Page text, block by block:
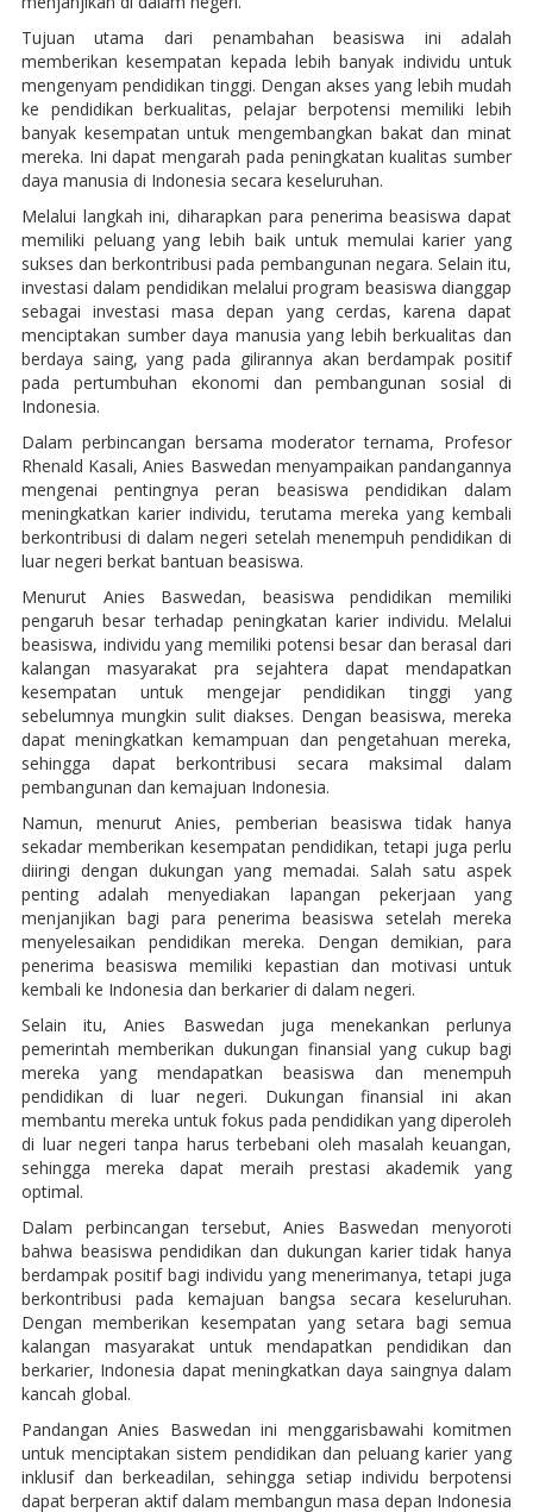
Tujuan utama dari penambahan beasiswa ini adalah
memberikan kesempatan kepada lebih banyak individu untuk
mengenyam pendidikan tinggi. Dengan akses yang lebih mudah
ke pendidikan berkualitas, pelajar berpotensi memiliki lebih
banyak kesempatan untuk mengembangkan bakat dan minat
mereka. Ini dapat mengarah pada peningkatan kualitas sumber
daya manusia di Indonesia secara keseluruhan.
Melalui langkah ini, diharapkan para penerima beasiswa dapat
memiliki peluang yang lebih baik untuk memulai karier yang
sukses dan berkontribusi pada pembangunan negara. Selain itu,
investasi dalam pendidikan melalui program beasiswa dianggap
sebagai investasi masa depan yang cerdas, karena dapat
menciptakan sumber daya manusia yang lebih berkualitas dan
berdaya saing, yang pada gilirannya akan berdampak positif
pada pertumbuhan ekonomi dan pembangunan sosial di
Indonesia.
Dalam perbincangan bersama moderator ternama, Profesor
Rhenald Kasali, Anies Baswedan menyampaikan pandangannya
mengenai pentingnya peran beasiswa pendidikan dalam
meningkatkan karier individu, terutama mereka yang kembali
berkontribusi di dalam negeri setelah menempuh pendidikan di
luar negeri berkat bantuan beasiswa.
Menurut Anies Baswedan, beasiswa pendidikan memiliki
pengaruh besar terhadap peningkatan karier individu. Melalui
beasiswa, individu yang memiliki potensi besar dan berasal dari
kalangan masyarakat pra sejahtera dapat mendapatkan
kesempatan untuk mengejar pendidikan tinggi yang
sebelumnya mungkin sulit diakses. Dengan beasiswa, mereka
dapat meningkatkan kemampuan dan pengetahuan mereka,
sehingga dapat berkontribusi secara maksimal dalam
pembangunan dan kemajuan Indonesia.
Namun, menurut Anies, pemberian beasiswa tidak hanya
sekadar memberikan kesempatan pendidikan, tetapi juga perlu
diiringi dengan dukungan yang memadai. Salah satu aspek
penting adalah menyediakan lapangan pekerjaan yang
menjanjikan bagi para penerima beasiswa setelah mereka
menyelesaikan pendidikan mereka. Dengan demikian, para
penerima beasiswa memiliki kepastian dan motivasi untuk
kembali ke Indonesia dan berkarier di dalam negeri.
Selain itu, Anies Baswedan juga menekankan perlunya
pemerintah memberikan dukungan finansial yang cukup bagi
mereka yang mendapatkan beasiswa dan menempuh
pendidikan di luar negeri. Dukungan finansial ini akan
membantu mereka untuk fokus pada pendidikan yang diperoleh
di luar negeri tanpa harus terbebani oleh masalah keuangan,
sehingga mereka dapat meraih prestasi akademik yang
optimal.
Dalam perbincangan tersebut, Anies Baswedan menyoroti
bahwa beasiswa pendidikan dan dukungan karier tidak hanya
berdampak positif bagi individu yang menerimanya, tetapi juga
berkontribusi pada kemajuan bangsa secara keseluruhan.
Dengan memberikan kesempatan yang setara bagi semua
kalangan masyarakat untuk mendapatkan pendidikan dan
berkarier, Indonesia dapat meningkatkan daya saingnya dalam
kancah global.
Pandangan Anies Baswedan ini menggarisbawahi komitmen
untuk menciptakan sistem pendidikan dan peluang karier yang
inklusif dan berkeadilan, sehingga setiap individu berpotensi
dapat berperan aktif dalam membangun masa depan Indonesia